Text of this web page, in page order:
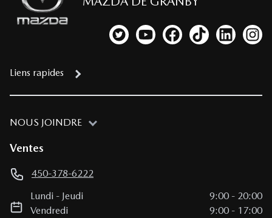
Lien vers notre compte Twitter
Lien vers notre chaîne
Lien vers notre page
Lien vers notre
Lien vers
Lien
Liens rapides
NOUS JOINDRE
Ventes
450-378-6222
Lundi - Jeudi 9:00 - 20:00
Vendredi
9:00 - 17:00